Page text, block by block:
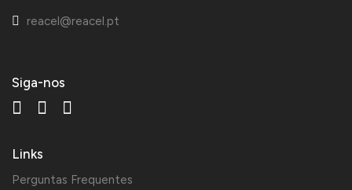
reacel@reacel.pt
Siga-nos
Links
Perguntas Frequentes